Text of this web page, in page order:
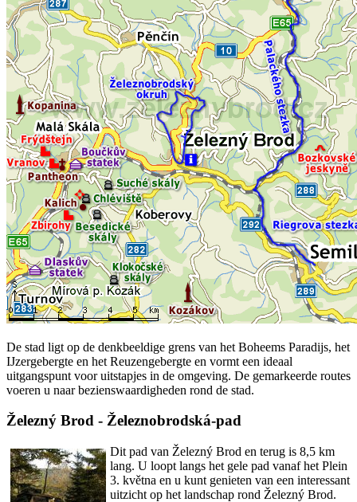
De stad ligt op de denkbeeldige grens van het Boheems Paradijs, het
IJzergebergte en het Reuzengebergte en vormt een ideaal
uitgangspunt voor uitstapjes in de omgeving. De gemarkeerde routes
voeren u naar bezienswaardigheden rond de stad.
Železný Brod - Železnobrodská-pad
Dit pad van Železný Brod en terug is 8,5 km
lang. U loopt langs het gele pad vanaf het Plein
3. května en u kunt genieten van een interessant
uitzicht op het landschap rond Železný Brod.